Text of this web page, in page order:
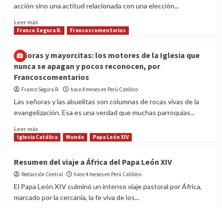
Jesús,
pastor,
acción sino una actitud relacionada con una elección...
Leer másRead
more
virtud
es
una
actitud
para
hacer
bien,
por
Leuridan
Huys
Franco Segura R. Francoscomentarios
Señoras y mayorcitas: los motores de la Iglesia que
nunca se apagan y pocos reconocen, por
Francoscomentarios
Franco Segura R. hace 4 meses en Perú Católico
Las señoras y las abuelitas son columnas de rocas vivas de la
evangelización. Esa es una verdad que muchas parroquias...
Leer másRead
more
y
mayorcitas:
los
motores
de
Iglesia Católica Mundo Papa León XIV
Resumen del viaje a África del Papa León XIV
Redacción Central hace 4 meses en Perú Católico
El Papa León XIV culminó un intenso viaje pastoral por África,
marcado por la cercanía, la fe viva de los...